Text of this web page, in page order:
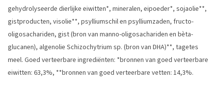
gehydrolyseerde dierlijke eiwitten*, mineralen, eipoeder*, sojaolie**,
gistproducten, visolie**, psylliumschil en psylliumzaden, fructo-
oligosachariden, gist (bron van manno-oligosachariden en bèta-
glucanen), algenolie Schizochytrium sp. (bron van DHA)**, tagetes
meel. Goed verteerbare ingrediënten: *bronnen van goed verteerbare
eiwitten: 63,3%, **bronnen van goed verteerbare vetten: 14,3%.